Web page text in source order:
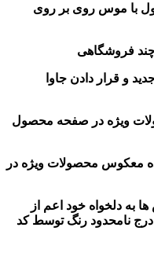
با موس روی بر روی
چند فروشگاهی
و قرار دادن جاوا
ویژه در صفحه محصول
معکوس محصولات ویژه در
به دلخواه خود اعم از
درج نامحدود رنگ توسط کد